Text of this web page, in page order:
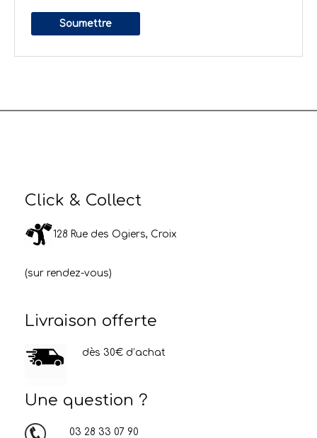
Click & Collect
128 Rue des Ogiers, Croix
(sur rendez-vous)
Livraison offerte
dès 30€ d’achat
Une question ?
03 28 33 07 90